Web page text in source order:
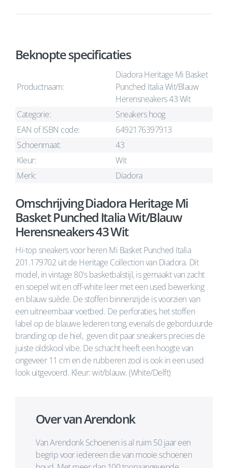
Beknopte specificaties
Productnaam:
Diadora Heritage Mi Basket
Punched Italia Wit/Blauw
Herensneakers 43 Wit
Categorie:
Sneakers hoog
EAN of ISBN code:
6492176397913
Schoenmaat:
43
Kleur:
Wit
Merk:
Diadora
Omschrijving Diadora Heritage Mi
Basket Punched Italia Wit/Blauw
Herensneakers 43 Wit
Hi-top sneakers voor heren Mi Basket Punched Italia
201.179702 uit de Heritage Collection van Diadora. Dit
model, in vintage 80's basketbalstijl, is gemaakt van zacht
en soepel wit en off-white leer met een used bewerking
en blauw suède. De stoffen binnenzijde is voorzien van
een uitneembaar voetbed. De perforaties, het stoffen
label op de blauwe lederen tong, evenals de geborduurde
branding op de hiel, geven dit paar sneakers precies de
juiste oldskool vibe. De schacht heeft een hoogte van
ongeveer 11 cm en de rubberen zool is ook in een used
look uitgevoerd. Kleur: wit/blauw. (White/Delft)
Over van Arendonk
Van Arendonk Schoenen is al ruim 50 jaar een
begrip voor iedereen die van mooie schoenen